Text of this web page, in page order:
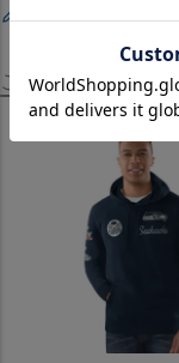
レビューを書く
この商品を見た